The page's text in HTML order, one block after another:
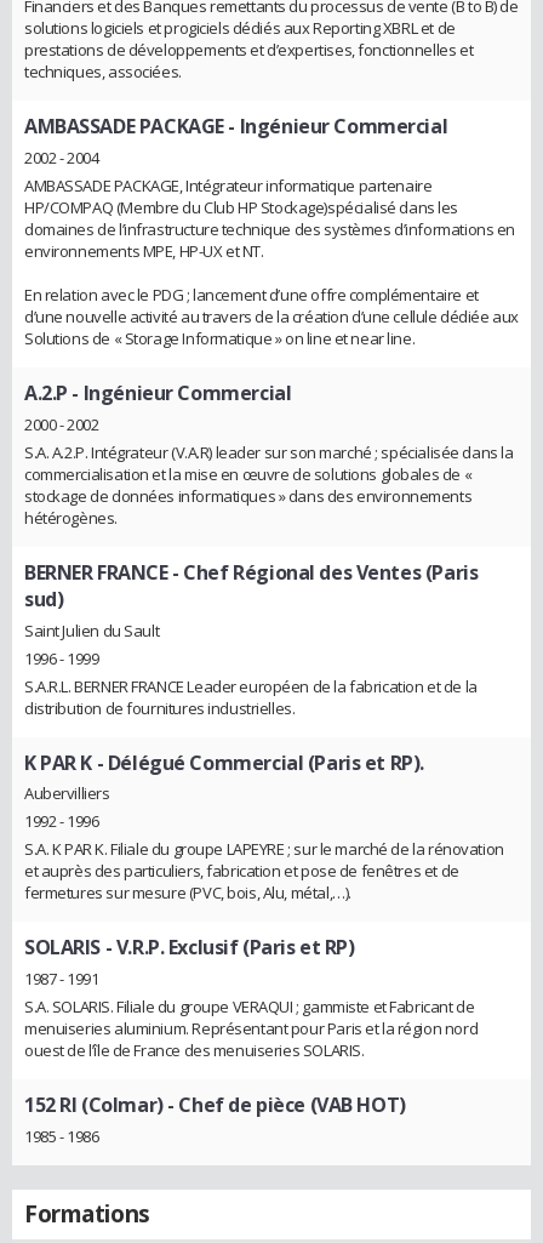
Financiers et des Banques remettants du processus de vente (B to B) de
solutions logiciels et progiciels dédiés aux Reporting XBRL et de
prestations de développements et d’expertises, fonctionnelles et
techniques, associées.
AMBASSADE PACKAGE- Ingénieur Commercial
2002 - 2004
AMBASSADE PACKAGE, Intégrateur informatique partenaire
HP/COMPAQ (Membre du Club HP Stockage)spécialisé dans les
domaines de l’infrastructure technique des systèmes d’informations en
environnements MPE, HP-UX et NT.
En relation avec le PDG ; lancement d’une offre complémentaire et
d’une nouvelle activité au travers de la création d’une cellule dédiée aux
Solutions de « Storage Informatique » on line et near line.
A.2.P - Ingénieur Commercial
2000 - 2002
S.A. A.2.P. Intégrateur (V.A.R) leader sur son marché ; spécialisée dans la
commercialisation et la mise en œuvre de solutions globales de «
stockage de données informatiques » dans des environnements
hétérogènes.
BERNER FRANCE- Chef Régional des Ventes (Paris
sud)
Saint Julien du Sault
1996 - 1999
S.A.R.L. BERNER FRANCE Leader européen de la fabrication et de la
distribution de fournitures industrielles.
K PAR K - Délégué Commercial (Paris et RP).
Aubervilliers
1992 - 1996
S.A. K PAR K. Filiale du groupe LAPEYRE ; sur le marché de la rénovation
et auprès des particuliers, fabrication et pose de fenêtres et de
fermetures sur mesure (PVC, bois, Alu, métal,…).
SOLARIS - V.R.P. Exclusif (Paris et RP)
1987 - 1991
S.A. SOLARIS. Filiale du groupe VERAQUI ; gammiste et Fabricant de
menuiseries aluminium. Représentant pour Paris et la région nord
ouest de l’île de France des menuiseries SOLARIS.
152 RI (Colmar)- Chef de pièce (VAB HOT)
1985 - 1986
Formations